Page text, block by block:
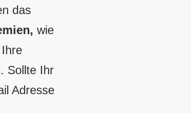
das
wie
Sollte Ihr
Adresse